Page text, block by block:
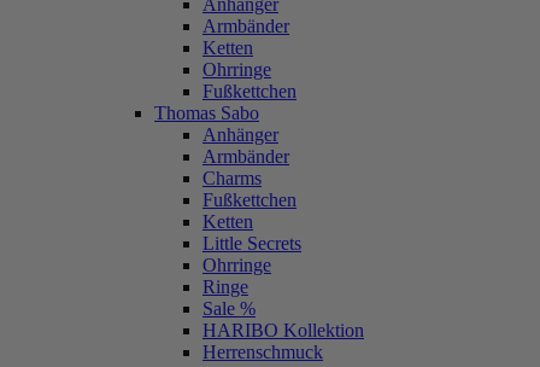
Anhänger
Armbänder
Ketten
Ohrringe
Fußkettchen
Thomas Sabo
Anhänger
Armbänder
Charms
Fußkettchen
Ketten
Little Secrets
Ohrringe
Ringe
Sale %
HARIBO Kollektion
Herrenschmuck